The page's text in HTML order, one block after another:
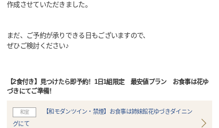
作成させていただきました。
まだ、ご予約が承りできる日もございますので、
ぜひご検討ください♪
【2食付き】見つけたら即予約！1日1組限定 最安値プラン お食事は花ゆ
づきにてご準備！
和室
【和モダンツイン・禁煙】お食事は姉妹館花ゆづきダイニン
グにて